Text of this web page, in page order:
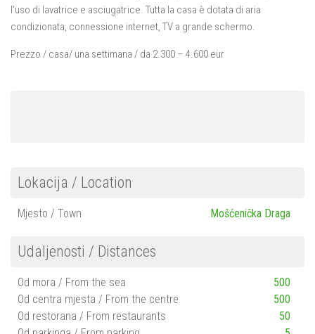
Bersezio
Di noi…
l’uso di lavatrice e asciugatrice. Tutta la casa è dotata di aria
condizionata, connessione internet, TV a grande schermo.
Prezzo / casa/ una settimana / da 2.300 – 4.600 eur
Lokacija / Location
Mjesto / Town Mošćenička Draga
Udaljenosti / Distances
Od mora / From the sea
500
Od centra mjesta / From the centre
500
Od restorana / From restaurants
50